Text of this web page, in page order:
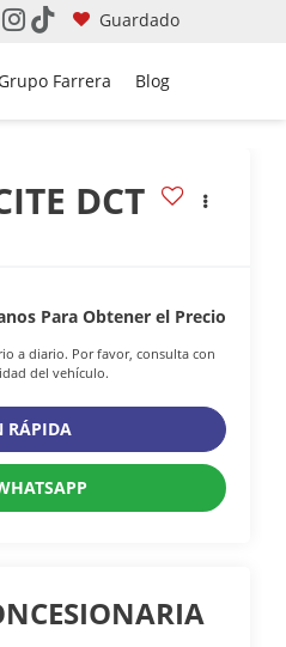
Guardado
Farrera Blog
DCT
Para Obtener el Precio
a diario. Por favor, consulta con
del vehículo.
RÁPIDA